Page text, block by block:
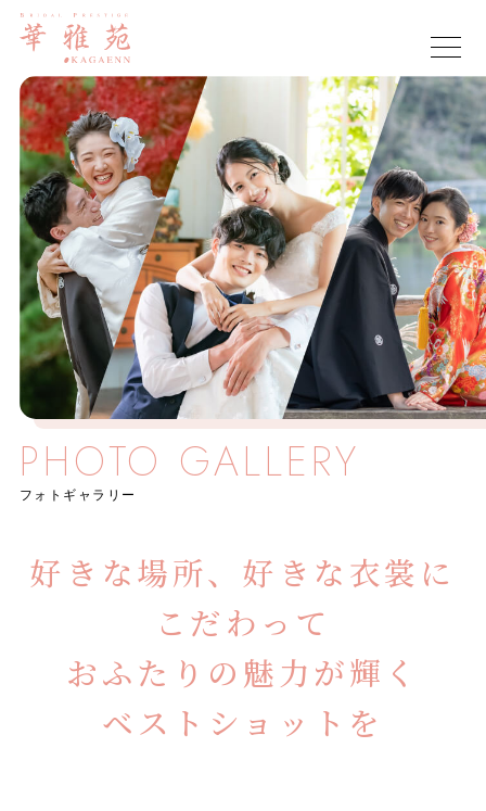
PHOTO GALLERY
フォトギャラリー
好きな場所、好きな衣裳に
こだわって
おふたりの魅力が輝く
ベストショットを